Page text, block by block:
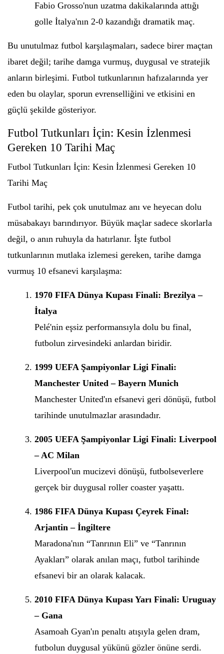
Fabio Grosso'nun uzatma dakikalarında attığı
golle İtalya'nın 2-0 kazandığı dramatik maç.
Bu unutulmaz futbol karşılaşmaları, sadece birer maçtan
ibaret değil; tarihe damga vurmuş, duygusal ve stratejik
anların birleşimi. Futbol tutkunlarının hafızalarında yer
eden bu olaylar, sporun evrenselliğini ve etkisini en
güçlü şekilde gösteriyor.
Futbol Tutkunları İçin: Kesin İzlenmesi
Gereken 10 Tarihi Maç
Futbol Tutkunları İçin: Kesin İzlenmesi Gereken 10
Tarihi Maç
Futbol tarihi, pek çok unutulmaz anı ve heyecan dolu
müsabakayı barındırıyor. Büyük maçlar sadece skorlarla
değil, o anın ruhuyla da hatırlanır. İşte futbol
tutkunlarının mutlaka izlemesi gereken, tarihe damga
vurmuş 10 efsanevi karşılaşma:
1970 FIFA Dünya Kupası Finali: Brezilya –
İtalya
Pelé'nin eşsiz performansıyla dolu bu final,
futbolun zirvesindeki anlardan biridir.
1999 UEFA Şampiyonlar Ligi Finali:
Manchester United – Bayern Munich
Manchester United'ın efsanevi geri dönüşü, futbol
tarihinde unutulmazlar arasındadır.
2005 UEFA Şampiyonlar Ligi Finali: Liverpool
– AC Milan
Liverpool'un mucizevi dönüşü, futbolseverlere
gerçek bir duygusal roller coaster yaşattı.
1986 FIFA Dünya Kupası Çeyrek Final:
Arjantin – İngiltere
Maradona'nın “Tanrının Eli” ve “Tanrının
Ayakları” olarak anılan maçı, futbol tarihinde
efsanevi bir an olarak kalacak.
2010 FIFA Dünya Kupası Yarı Finali: Uruguay
– Gana
Asamoah Gyan'ın penaltı atışıyla gelen dram,
futbolun duygusal yükünü gözler önüne serdi.